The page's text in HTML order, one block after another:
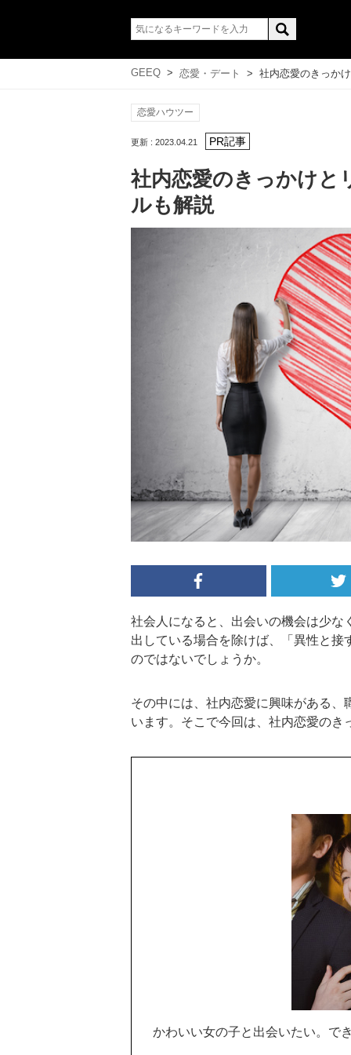
GEEQ > 恋愛・デート > 社内恋愛のきっか
恋愛ハウツー
更新 : 2023.04.21
社内恋愛のきっかけと
ルも解説
社会人になると、出会いの機会は少
出している場合を除けば、「異性と
のではないでしょうか。
その中には、社内恋愛に興味がある
います。そこで今回は、社内恋愛の